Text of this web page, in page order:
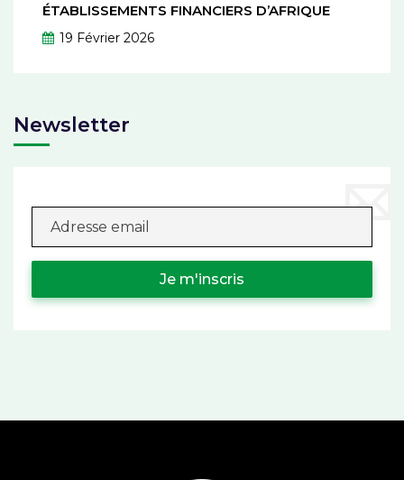
ÉTABLISSEMENTS FINANCIERS D’AFRIQUE
19 Février 2026
Newsletter